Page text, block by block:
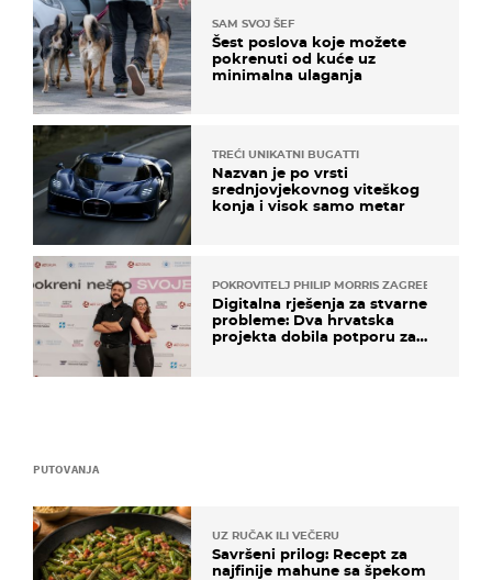
PUTOVANJA
UZ RUČAK ILI VEČERU
Savršeni prilog: Recept za
najfinije mahune sa špekom
SAM SVOJ ŠEF
Šest poslova koje možete
pokrenuti od kuće uz
minimalna ulaganja
TREĆI UNIKATNI BUGATTI
Nazvan je po vrsti
srednjovjekovnog viteškog
konja i visok samo metar
POKROVITELJ PHILIP MORRIS ZAGREB
Digitalna rješenja za stvarne
probleme: Dva hrvatska
projekta dobila potporu za